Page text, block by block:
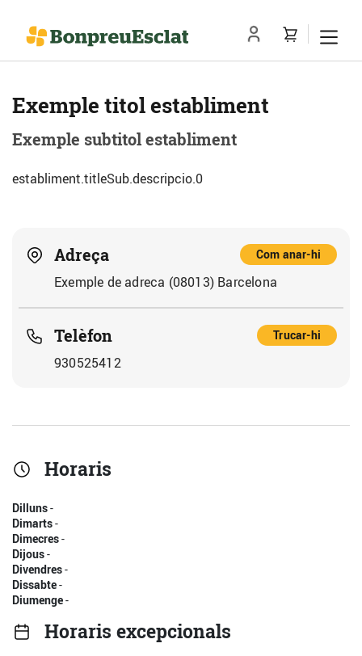
Exemple titol establiment
Exemple subtitol establiment
establiment.titleSub.descripcio.0
Adreça Com anar-hi
Exemple de adreca (08013) Barcelona
Telèfon
930525412
Trucar-hi
Horaris
Dilluns-
Dimarts-
Dimecres-
Dijous-
Divendres-
Dissabte-
Diumenge-
Horaris excepcionals